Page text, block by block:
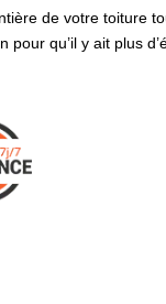
de votre toiture
qu’il y ait plus